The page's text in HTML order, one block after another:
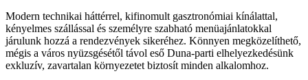
Modern technikai háttérrel, kifinomult gasztronómiai kínálattal,
kényelmes szállással és személyre szabható menüajánlatokkal
járulunk hozzá a rendezvények sikeréhez. Könnyen megközelíthető,
mégis a város nyüzsgésétől távol eső Duna-parti elhelyezkedésünk
exkluzív, zavartalan környezetet biztosít minden alkalomhoz.